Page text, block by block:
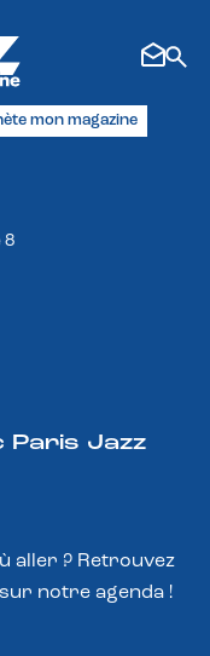
mon magazine
8
Paris Jazz
aller ? Retrouvez
notre agenda !